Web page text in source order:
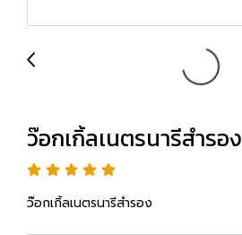
ว๊อกเกิ้ลเนตรนารีสำรอง
ว๊อกเกิ้ลเนตรนารีสำรอง